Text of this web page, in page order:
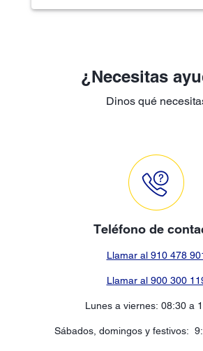
¿Necesitas
Dinos qué
Teléfono de
Llamar al 910 478
Llamar al 900 300
Lunes a viernes: 08:30 a
Sábados, domingos y festivos: